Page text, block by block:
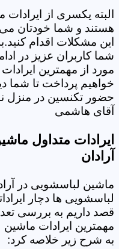
البته یکسری از
هستند و شما خودتان می
این مشکلات اقدام
شما کاربران عزیز در
مورد از مهمترین
خواهیم پرداخت تا شما
آقای هاشمی
ایرادات متداول
آرادان
ماشین لباسشویی در
لباسشویی ها دچار
قصد داریم به بررسی
مهمترین ایرادات
به شرح زیر خلاصه کرد: